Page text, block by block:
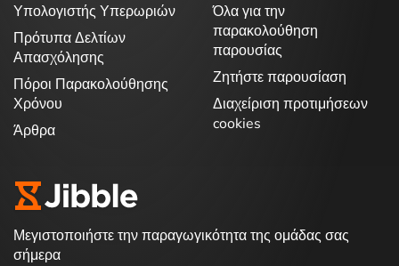
Υπολογιστής Υπερωριών
Πρότυπα Δελτίων
Απασχόλησης
Πόροι Παρακολούθησης
Χρόνου
Άρθρα
Όλα για την
παρακολούθηση
παρουσίας
Ζητήστε παρουσίαση
Διαχείριση προτιμήσεων
cookies
Μεγιστοποιήστε την παραγωγικότητα της ομάδας σας
σήμερα